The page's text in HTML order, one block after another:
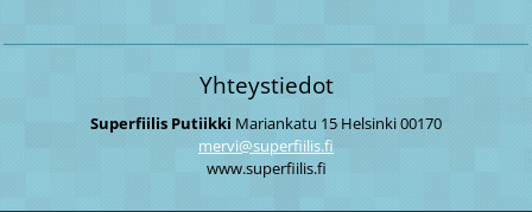
Yhteystiedot
Superfiilis Putiikki Mariankatu 15 Helsinki00170
mervi@superfiilis.fi
www.superfiilis.fi